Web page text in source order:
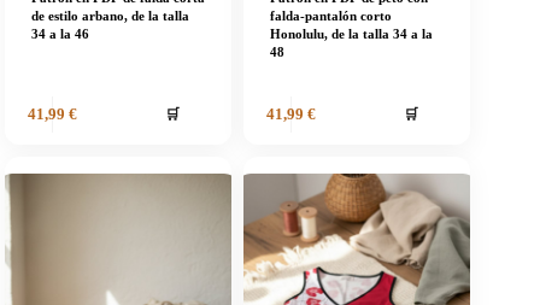
de estilo arbano, de la talla
34 a la 46
41,99 € 🛒
falda-pantalón corto
Honolulu, de la talla 34 a la
48
41,99 € 🛒